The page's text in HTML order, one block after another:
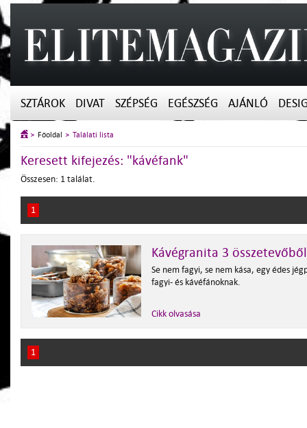
SZTÁROK DIVAT SZÉPSÉG EGÉSZSÉG AJÁNLÓ
Főoldal Találati lista
Keresett kifejezés: "kávéfank"
Összesen: 1 találat.
1
Kávégranita 3 összetevőből
Se nem fagyi, se nem kása, egy édes
fagyi- és kávéfánoknak.
Cikk olvasása
1